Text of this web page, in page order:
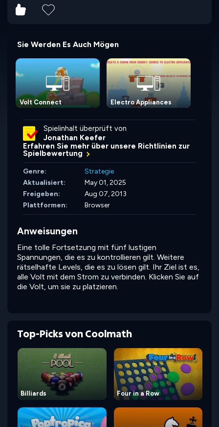
Sie Werden Es Auch Mögen
Volt Connect Electro Appliances
Spielinhalt überprüft von
Jonathan Keefer
Erfahren Sie mehr über unsere Richtlinien zur
Spielbewertung
Genre:
Strategie
Aktualisiert:
May 01, 2025
Freigeben:
Aug 07, 2013
Plattformen:
Browser
Anweisungen
Eine tolle Fortsetzung mit fünf lustigen
Spannungen, die es zu kontrollieren gilt. Weitere
rätselhafte Levels, die es zu lösen gilt. Ihr Ziel ist es,
alle Volt mit dem Strom zu verbinden. Klicken Sie auf
die Volt, um sie zu platzieren.
Top-Picks von Coolmath
Billiards Four in a Row